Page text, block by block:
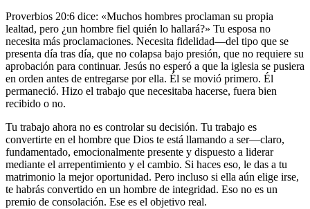
Proverbios 20:6 dice: «Muchos hombres proclaman su propia
lealtad, pero ¿un hombre fiel quién lo hallará?» Tu esposa no
necesita más proclamaciones. Necesita fidelidad—del tipo que se
presenta día tras día, que no colapsa bajo presión, que no requiere su
aprobación para continuar. Jesús no esperó a que la iglesia se pusiera
en orden antes de entregarse por ella. Él se movió primero. Él
permaneció. Hizo el trabajo que necesitaba hacerse, fuera bien
recibido o no.
Tu trabajo ahora no es controlar su decisión. Tu trabajo es
convertirte en el hombre que Dios te está llamando a ser—claro,
fundamentado, emocionalmente presente y dispuesto a liderar
mediante el arrepentimiento y el cambio. Si haces eso, le das a tu
matrimonio la mejor oportunidad. Pero incluso si ella aún elige irse,
te habrás convertido en un hombre de integridad. Eso no es un
premio de consolación. Ese es el objetivo real.